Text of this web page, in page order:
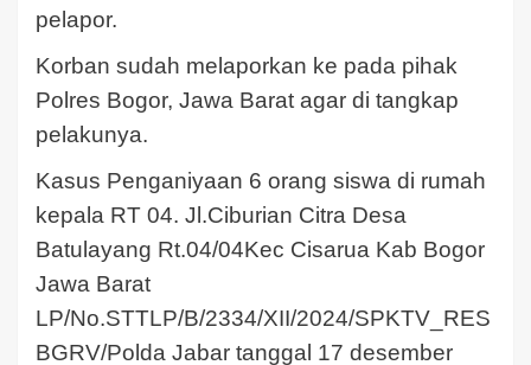
pelapor.
Korban sudah melaporkan ke pada pihak
Polres Bogor, Jawa Barat agar di tangkap
pelakunya.
Kasus Penganiyaan 6 orang siswa di rumah
kepala RT 04. Jl.Ciburian Citra Desa
Batulayang Rt.04/04Kec Cisarua Kab Bogor
Jawa Barat
LP/No.STTLP/B/2334/XII/2024/SPKTV_RES
BGRV/Polda Jabar tanggal 17 desember